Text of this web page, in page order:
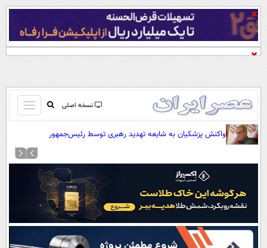
نسخه اصلی
باز
و
کردن
صفحه اول
آرشیو
نظرسنجی
آب و هوا
اوقات شرعی
واکنش پزشکیان به شایعه تهدید رهبری توسط رئیس‌جمهور